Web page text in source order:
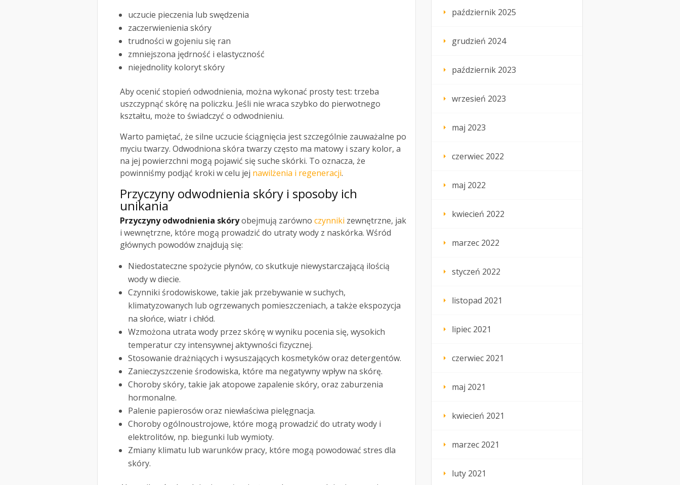
uczucie pieczenia lub swędzenia
zaczerwienienia skóry
trudności w gojeniu się ran
zmniejszona jędrność i elastyczność
niejednolity koloryt skóry
Aby ocenić stopień odwodnienia, można wykonać prosty test: trzeba
uszczypnąć skórę na policzku. Jeśli nie wraca szybko do pierwotnego
kształtu, może to świadczyć o odwodnieniu.
Warto pamiętać, że silne uczucie ściągnięcia jest szczególnie zauważalne po
myciu twarzy. Odwodniona skóra twarzy często ma matowy i szary kolor, a
na jej powierzchni mogą pojawić się suche skórki. To oznacza, że
powinniśmy podjąć kroki w celu jej nawilżenia i regeneracji.
Przyczyny odwodnienia skóry i sposoby ich
unikania
Przyczyny odwodnienia skóryobejmują zarówno czynniki zewnętrzne, jak
i wewnętrzne, które mogą prowadzić do utraty wody z naskórka. Wśród
głównych powodów znajdują się:
Niedostateczne spożycie płynów, co skutkuje niewystarczającą ilością
wody w diecie.
Czynniki środowiskowe, takie jak przebywanie w suchych,
klimatyzowanych lub ogrzewanych pomieszczeniach, a także ekspozycja
na słońce, wiatr i chłód.
Wzmożona utrata wody przez skórę w wyniku pocenia się, wysokich
temperatur czy intensywnej aktywności fizycznej.
Stosowanie drażniących i wysuszających kosmetyków oraz detergentów.
Zanieczyszczenie środowiska, które ma negatywny wpływ na skórę.
Choroby skóry, takie jak atopowe zapalenie skóry, oraz zaburzenia
hormonalne.
Palenie papierosów oraz niewłaściwa pielęgnacja.
Choroby ogólnoustrojowe, które mogą prowadzić do utraty wody i
elektrolitów, np. biegunki lub wymioty.
Zmiany klimatu lub warunków pracy, które mogą powodować stres dla
skóry.
październik 2025
grudzień 2024
październik 2023
wrzesień 2023
maj 2023
czerwiec 2022
maj 2022
kwiecień 2022
marzec 2022
styczeń 2022
listopad 2021
lipiec 2021
czerwiec 2021
maj 2021
kwiecień 2021
marzec 2021
luty 2021